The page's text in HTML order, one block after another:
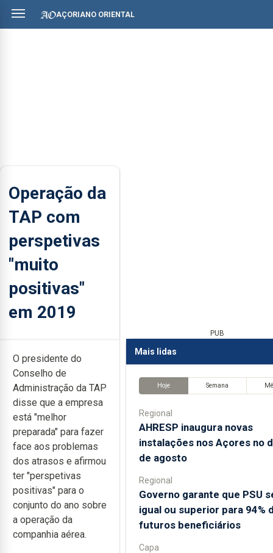
AÇORIANO ORIENTAL
Operação da
TAP com
perspetivas
"muito
positivas"
em 2019
O presidente do
Conselho de
Administração da TAP
disse que a empresa
está "melhor
preparada" para fazer
face aos problemas
dos atrasos e afirmou
ter "perspetivas
positivas" para o
conjunto do ano sobre
a operação da
companhia aérea.
PUB
Mais lidas
Hoje Semana
Regional
AHRESP inaugura novas
instalações nos Açores no
de agosto
Regional
Governo garante que PSU
igual ou superior para 94%
futuros beneficiários
Capa